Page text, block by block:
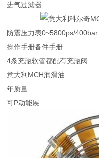
进气过滤器
防震压力表0~5800ps/400bar
操作手册备件手册
4条充瓶软管都配有充瓶阀
意大利MCH润滑油
年质量
可P动能展